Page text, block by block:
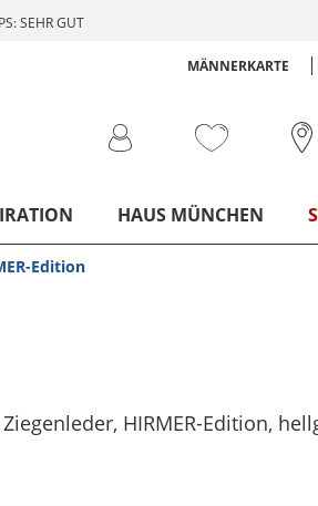
SEHR GUT
MÄNNERKARTE
HAUS MÜNCHEN
Edition
HIRMER-Edition,